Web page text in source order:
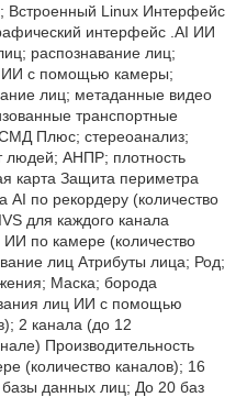
Встроенный Linux Интерфейс
интерфейс .AI ИИ
распознавание лиц;
с помощью камеры;
лиц; метаданные видео
транспортные
Плюс; стереоанализ;
людей; АНПР; плотность
карта Защита периметра
AI по рекордеру (количество
для каждого канала
по камере (количество
лиц Атрибуты лица; Род;
Маска; борода
лиц ИИ с помощью
2 канала (до 12
Производительность
(количество каналов); 16
данных лиц; До 20 баз